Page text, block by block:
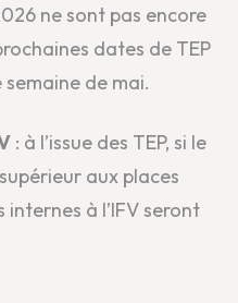
ne sont pas encore
dates de TEP
de mai.
: à l’issue des TEP, si le
aux places
à l’IFV seront